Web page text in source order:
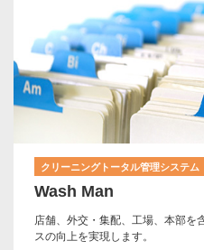
クリーニングトータル管理システム
Wash Man
店舗、外交・集配、工場、本部を
スの向上を実現します。